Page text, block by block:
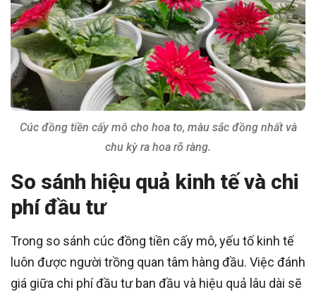
Cúc đồng tiền cấy mô cho hoa to, màu sắc đồng nhất và
chu kỳ ra hoa rõ ràng.
So sánh hiệu quả kinh tế và chi
phí đầu tư
Trong so sánh cúc đồng tiền cấy mô, yếu tố kinh tế
luôn được người trồng quan tâm hàng đầu. Việc đánh
giá giữa chi phí đầu tư ban đầu và hiệu quả lâu dài sẽ